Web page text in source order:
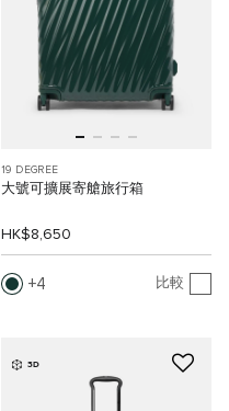
19 DEGREE
大號可擴展寄艙旅行箱
HK$8,650
4 比較
3D